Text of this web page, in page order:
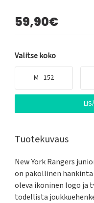
59,90€
Valitse koko
M - 152
Tuotekuvaus
New York Rangers
on pakollinen hankinta
oleva ikoninen logo ja
todellista